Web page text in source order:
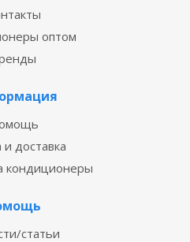
оптом
доставка
кондиционеры
статьи